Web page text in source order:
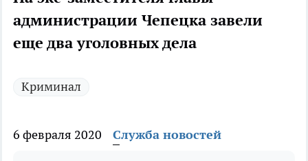
администрации Чепецка завели
еще два уголовных дела
Криминал
6 февраля 2020 Служба новостей